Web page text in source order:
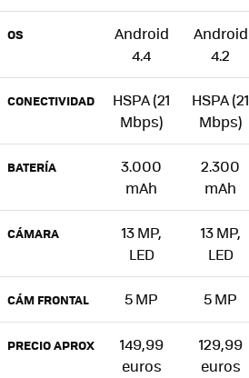
OS
Android
4.4
Android
4.2
CONECTIVIDAD
HSPA (21
Mbps)
HSPA (21
Mbps)
BATERÍA
3.000
mAh
2.300
mAh
CÁMARA
13 MP,
LED
13 MP,
LED
CÁM FRONTAL 5 MP 5 MP
PRECIO APROX
149,99
euros
129,99
euros